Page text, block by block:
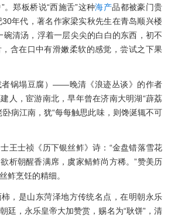
。郑板桥说“西施舌”这种海产品都被豪门贵
年代，著名作家梁实秋先生在青岛顺兴楼
碗清汤，浮着一层尖尖的白白的东西，初不
含在口中有滑嫩柔软的感觉，尝试之下果
者锅塌豆腐）——晚清《浪迹丛谈》的作者
人，宦游南北，早年曾在济南大明湖“薜荔
病江南，犹“每每触思此味，则馋涎辄不可
王士祯《历下银丝鲊》诗：“金盘错落雪花
析朝醒香满席，虞家鲭鲊尚方稀。”赞美历
鲊烹饪的精细。
，是山东菏泽地方传统名点，在明朝永乐
廷，永乐皇帝大加赞赏，赐名为“耿饼”，清